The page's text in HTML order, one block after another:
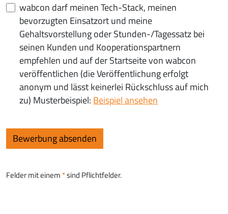
wabcon darf meinen Tech-Stack, meinen
bevorzugten Einsatzort und meine
Gehaltsvorstellung oder Stunden-/Tagessatz bei
seinen Kunden und Kooperationspartnern
empfehlen und auf der Startseite von wabcon
veröffentlichen (die Veröffentlichung erfolgt
anonym und lässt keinerlei Rückschluss auf mich
zu) Musterbeispiel: Beispiel ansehen
Felder mit einem sind Pflichtfelder.